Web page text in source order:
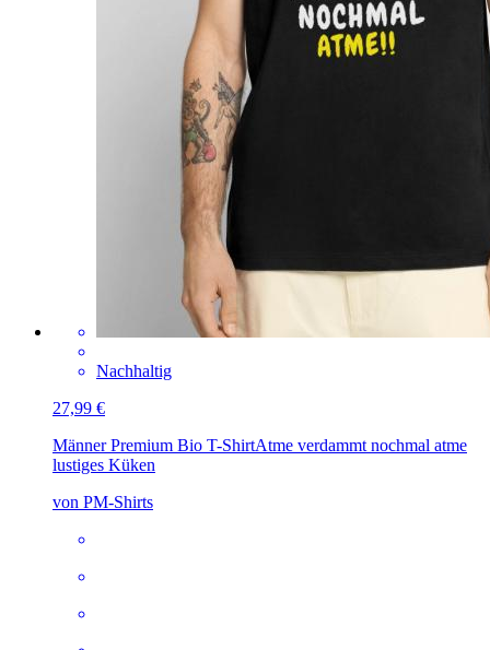
Nachhaltig
27,99 €
Männer Premium Bio T-ShirtAtme verdammt nochmal atme
lustiges Küken
von PM-Shirts